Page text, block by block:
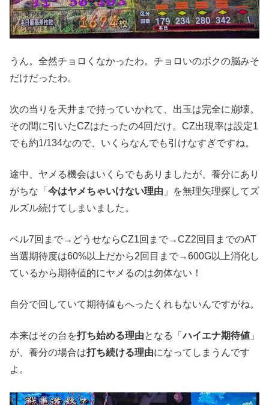
うん。全然チョロくなかったわ。チョロいのボクの脳みそ
だけだったわ。
次の当りを天井まで持っていかれて、出玉は完全に崩壊。
その間に引いたCZはたったの4回だけ。CZ出現率は設定1
でも約1/134なので、いくらなんでも引けなすぎですね。
途中、ヤメる機会はいくらでもありましたが、養分にあり
がちな「 今はヤメちゃいけない理由 」を無理矢理探してズ
ルズル続けてしまいました。
ベル7回まで→どうせならCZ1回まで→CZ2回目までのAT
当選期待度は60%以上だから2回目まで→600G以上消化し
ているから期待値的にヤメるのは勿体ない！
自分で回していて期待値もへったくれもないんですがね。
本来はその台を打ち始める理由となる「ハイエナ期待値 」
が、養分の場合は打ち続ける理由になってしまうんです
よ。